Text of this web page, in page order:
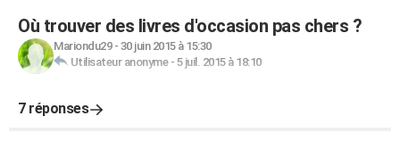
Où trouver des livres d'occasion pas chers ?
Mariondu29- 30 juin 2015 à 15:30
Utilisateur anonyme- 5 juil. 2015 à 18:10
7 réponses